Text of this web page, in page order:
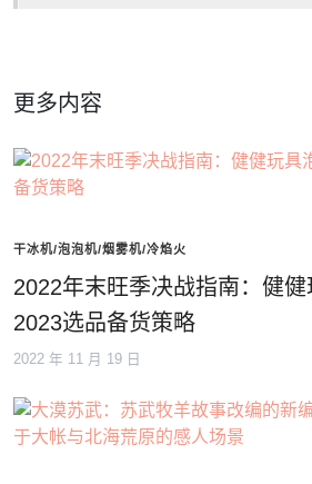
更多内容
干冰机/泡泡机/烟雾机/冷焰火
2022年末旺季决战指南：健
2023选品备货策略
2022 年 11 月 19 日